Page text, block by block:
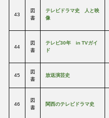
43
図
書
テレビドラマ史 人と映
像
44
図
書
テレビ30年 in TVガイ
ド
45
図
書
放送演芸史
46
図
書
関西のテレビドラマ史